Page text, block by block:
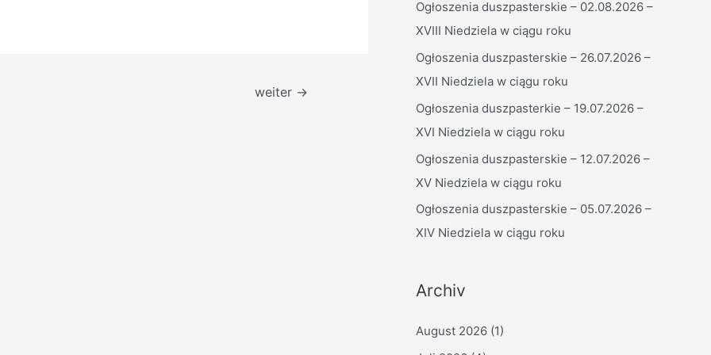
weiter →
n
n
a
c
h
:
Ogłoszenia duszpasterskie – 02.08.2026 –
XVIII Niedziela w ciągu roku
Ogłoszenia duszpasterskie – 26.07.2026 –
XVII Niedziela w ciągu roku
Ogłoszenia duszpasterkie – 19.07.2026 –
XVI Niedziela w ciągu roku
Ogłoszenia duszpasterskie – 12.07.2026 –
XV Niedziela w ciągu roku
Ogłoszenia duszpasterskie – 05.07.2026 –
XIV Niedziela w ciągu roku
Archiv
August 2026 (1)